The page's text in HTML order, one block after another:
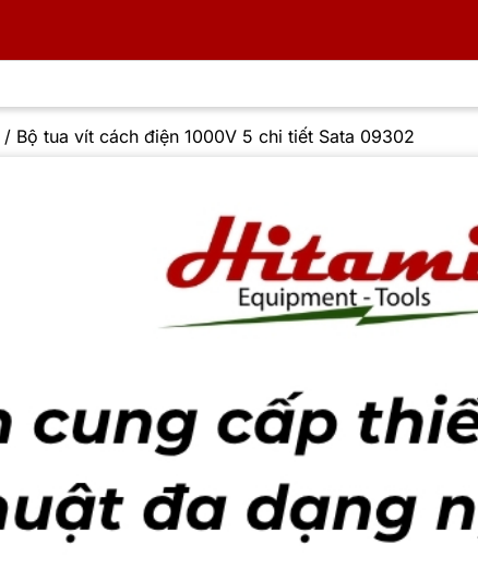
/ Bộ tua vít cách điện 1000V 5 chi tiết Sata 09302